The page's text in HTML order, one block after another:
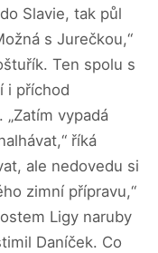
Slavie, tak půl
s Jurečkou,“
Ten spolu s
i příchod
„Zatím vypadá
říká
ale nedovedu si
zimní přípravu,“
Ligy naruby
Daníček. Co